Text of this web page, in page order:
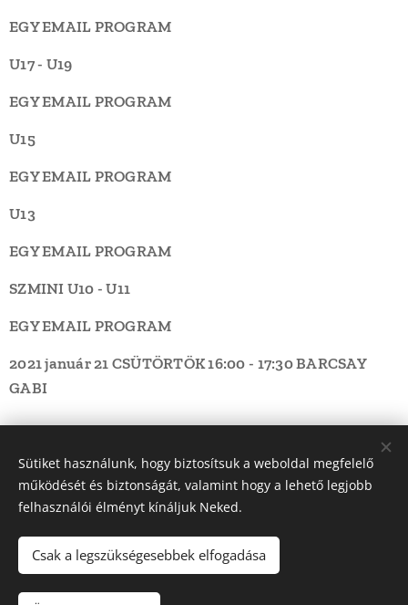
EGY EMAIL PROGRAM
U17 - U19
EGY EMAIL PROGRAM
U15
EGY EMAIL PROGRAM
U13
EGY EMAIL PROGRAM
SZMINI U10 - U11
EGY EMAIL PROGRAM
2021 január 21 CSÜTÖRTÖK16:00 - 17:30BARCSAY
GABI
© 2022 Dunakanyar LSN Röplabda | Minden jog fenntartva |
Webdesign: Ádám Építő Kft.
Sütiket használunk, hogy biztosítsuk a weboldal megfelelő
működését és biztonságát, valamint hogy a lehető legjobb
felhasználói élményt kínáljuk Neked.
Csak a legszükségesebbek elfogadása